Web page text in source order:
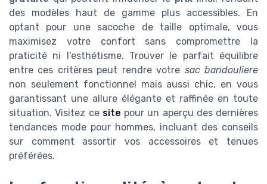
des modèles haut de gamme plus accessibles. En
optant pour une sacoche de taille optimale, vous
maximisez votre confort sans compromettre la
praticité ni l'esthétisme. Trouver le parfait équilibre
entre ces critères peut rendre votre sac bandouliere
non seulement fonctionnel mais aussi chic, en vous
garantissant une allure élégante et raffinée en toute
situation. Visitez ce site pour un aperçu des dernières
tendances mode pour hommes, incluant des conseils
sur comment assortir vos accessoires et tenues
préférées.